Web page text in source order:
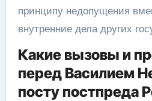
принципу недопущения
внутренние дела других
Какие вызовы и
перед Василием
посту постпреда